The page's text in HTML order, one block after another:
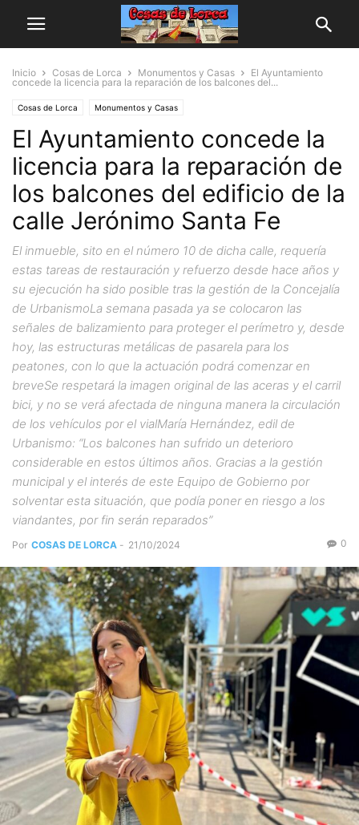
Inicio Cosas de Lorca Monumentos y Casas
El Ayuntamiento
concede la licencia para la reparación de los balcones del...
Cosas de Lorca Monumentos y Casas
El Ayuntamiento concede la
licencia para la reparación de
los balcones del edificio de la
calle Jerónimo Santa Fe
El inmueble, sito en el número 10 de dicha calle, requería
estas tareas de restauración y refuerzo desde hace años y
su ejecución ha sido posible tras la gestión de la Concejalía
de UrbanismoLa semana pasada ya se colocaron las
señales de balizamiento para proteger el perímetro y, desde
hoy, las estructuras metálicas de pasarela para los
peatones, con lo que la actuación podrá comenzar en
breveSe respetará la imagen original de las aceras y el carril
bici, y no se verá afectada de ninguna manera la circulación
de los vehículos por el vialMaría Hernández, edil de
Urbanismo: “Los balcones han sufrido un deterioro
considerable en estos últimos años. Gracias a la gestión
municipal y el interés de este Equipo de Gobierno por
solventar esta situación, que podía poner en riesgo a los
viandantes, por fin serán reparados”
Por COSAS DE LORCA - 21/10/2024 0